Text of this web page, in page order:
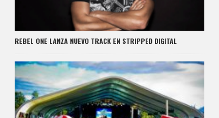
REBEL ONE LANZA NUEVO TRACK EN STRIPPED DIGITAL